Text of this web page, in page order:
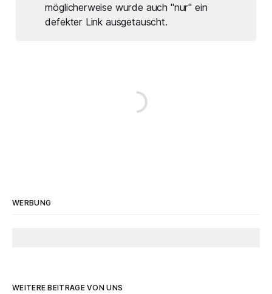
möglicherweise wurde auch "nur" ein
defekter Link ausgetauscht.
WERBUNG
WEITERE BEITRÄGE VON UNS